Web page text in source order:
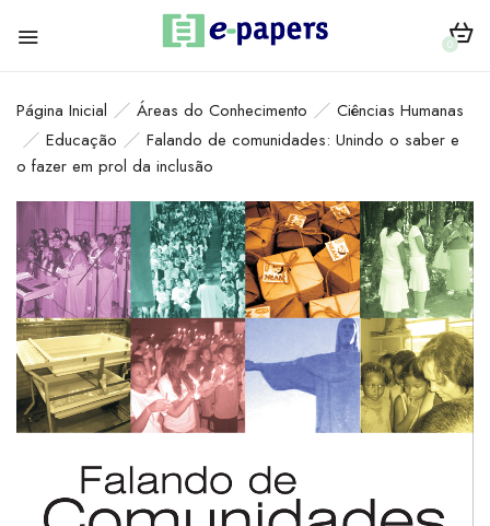
0
Página Inicial Áreas do Conhecimento
Ciências Humanas
Educação
Falando de comunidades: Unindo o saber e
o fazer em prol da inclusão